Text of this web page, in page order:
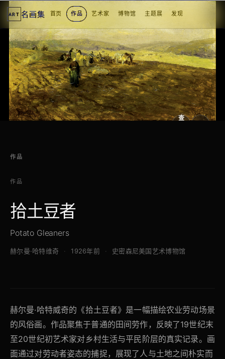
ART 名画集 首页 作品 艺术家 博物馆 主题展 发现
5
个
看
点
1
2
3
4
5
查
作品
作品
拾土豆者
Potato Gleaners
赫尔曼·哈特维奇 1926年前 史密森尼美国艺术博物馆
赫尔曼·哈特威奇的《拾土豆者》是一幅描绘农业劳动场景
的风俗画。作品聚焦于普通的田间劳作，反映了19世纪末
至20世纪初艺术家对乡村生活与平民阶层的真实记录。画
面通过对劳动者姿态的捕捉，展现了人与土地之间朴实而